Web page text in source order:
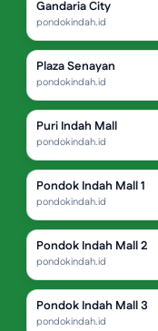
Gandaria City
pondokindah.id
Plaza Senayan
pondokindah.id
Puri Indah Mall
pondokindah.id
Pondok Indah Mall 1
pondokindah.id
Pondok Indah Mall 2
pondokindah.id
Pondok Indah Mall 3
pondokindah.id